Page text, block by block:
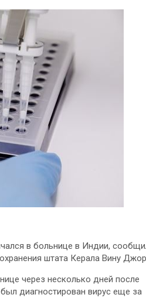
в больнице в Индии,
штата Керала Вину
через несколько дней после
диагностирован вирус еще за